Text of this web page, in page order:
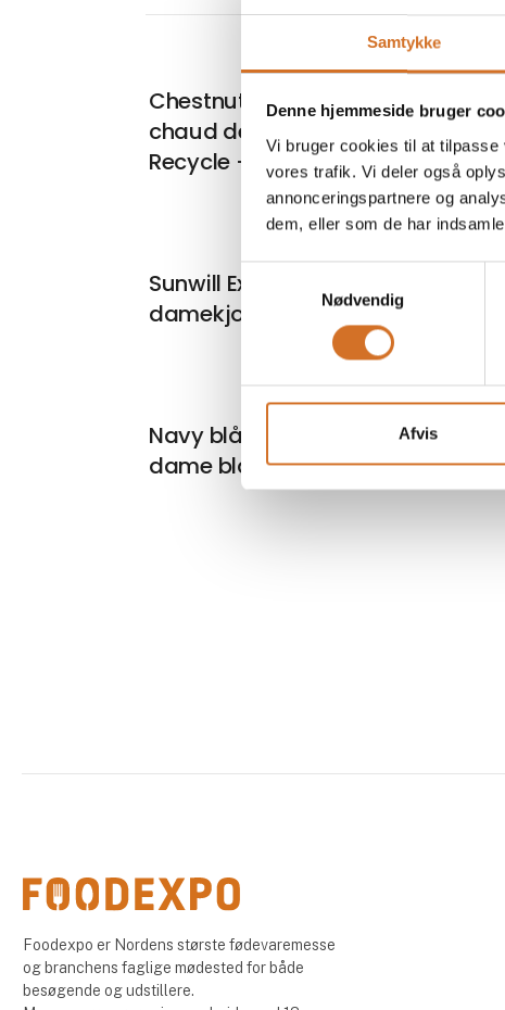
Samtykke
Denne hjemmeside bruger
Vi bruger cookies til at
vores trafik. Vi deler også
annonceringspartnere og
dem, eller som de har
Nødvendig
Afvis
Chestnut Cross forklæde -
chaud devant- Feel Good
Recycle - Indian summer
Sunwill Extreme Flexibility
damekjole m. lomme
På messen
Navy blå stretch Premium lang
dame blazerjakke
Foodexpo er Nordens største fødevaremesse
og branchens faglige mødested for både
besøgende og udstillere.